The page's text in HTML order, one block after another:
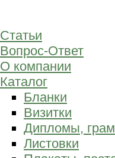
Статьи
Вопрос-Ответ
О компании
Каталог
Бланки
Визитки
Дипломы,
Листовки